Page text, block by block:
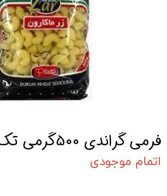
فرمی گراندی 500گرمی تک ماکارون
اتمام موجودی